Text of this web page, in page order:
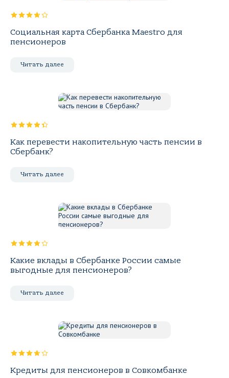
Социальная карта Сбербанка Maestro для
пенсионеров
Читать далее
Как перевести накопительную часть пенсии в
Сбербанк?
Читать далее
Какие вклады в Сбербанке России самые
выгодные для пенсионеров?
Читать далее
Кредиты для пенсионеров в Совкомбанке